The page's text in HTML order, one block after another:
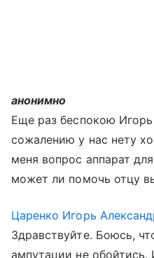
анонимно
Еще раз беспокою
сожалению у нас нету
меня вопрос аппарат
может ли помочь отцу
Царенко Игорь
Здравствуйте. Боюсь,
ампутации не обойтись.